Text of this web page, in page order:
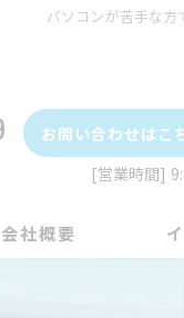
パソコンが苦手な
お問い合わせはこ
[営業時間]
会社概要